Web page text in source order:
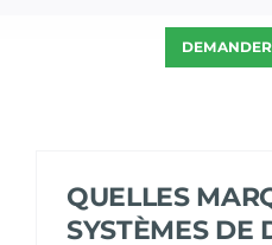
QUELLES
SYSTÈMES DE